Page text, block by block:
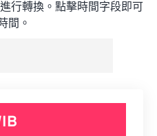
行轉換。點擊時間字段即可
間。